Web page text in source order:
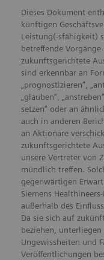
Dieses Dokument
künftigen
Leistung(-sfähigkeit)
betreffende
zukunftsgerichtete
sind erkennbar an
„prognostizieren“,
„glauben“,
setzen“ oder an
auch in anderen
an Aktionäre
zukunftsgerichtete
unsere Vertreter von
mündlich treffen.
gegenwärtigen
Siemens
außerhalb des
Da sie sich auf
beziehen, unterliegen
Ungewissheiten und
Veröffentlichungen